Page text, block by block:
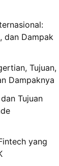
dan Dampak
Tujuan,
Dampaknya
Tujuan
yang